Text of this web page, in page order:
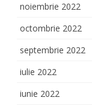
noiembrie 2022
octombrie 2022
septembrie 2022
iulie 2022
iunie 2022